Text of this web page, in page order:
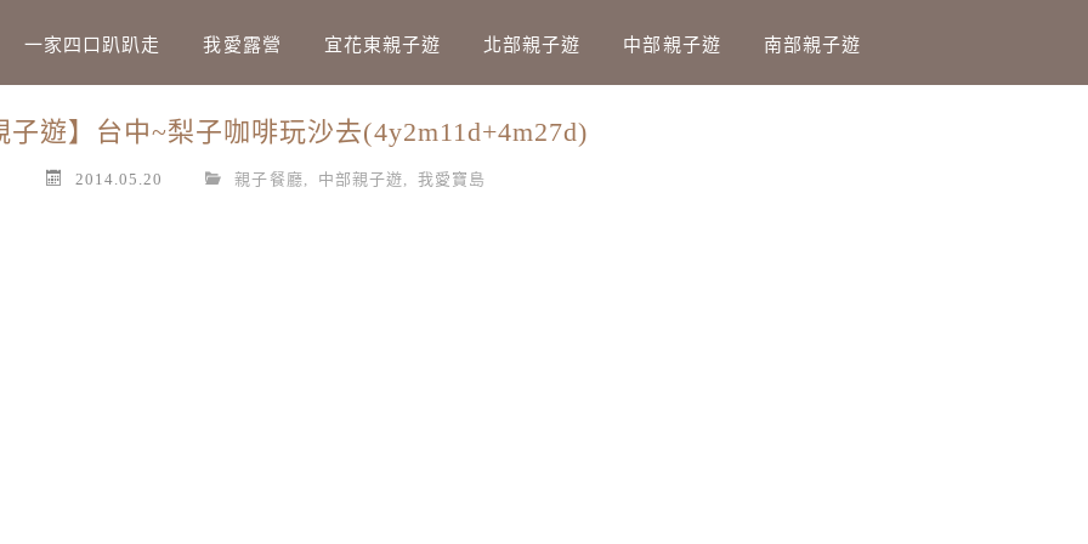
Main Menu
一家四口趴趴走 我愛露營 宜花東親子遊 北部親子遊 中部親子遊 南部親子遊
子遊】台中~梨子咖啡玩沙去(4y2m11d+4m27d)
2014.05.20 親子餐廳 中部親子遊 ,我愛寶島